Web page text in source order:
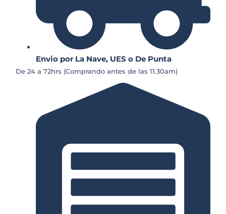
Envio por La Nave, UES o De Punta
De 24 a 72hrs (Comprando antes de las 11.30am)